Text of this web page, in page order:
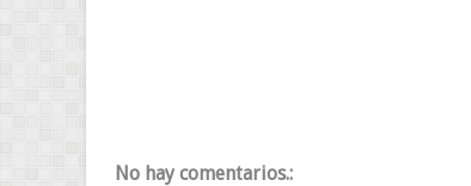
No hay comentarios.: